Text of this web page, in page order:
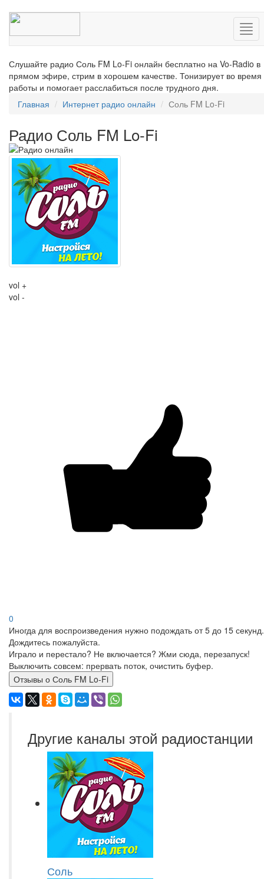
Слушайте радио Соль FM Lo-Fi онлайн бесплатно на Vo-Radio в
прямом эфире, стрим в хорошем качестве. Тонизирует во время
работы и помогает расслабиться после трудного дня.
Главная
Интернет радио онлайн Соль FM Lo-Fi
Радио Соль FM Lo-Fi
vol +
vol -
0
Иногда для воспроизведения нужно подождать от 5 до 15 секунд.
Дождитесь пожалуйста.
Играло и перестало? Не включается? Жми сюда, перезапуск!
Выключить совсем: прервать поток, очистить буфер.
Отзывы о Соль FM Lo-Fi
Другие каналы этой радиостанции
Соль